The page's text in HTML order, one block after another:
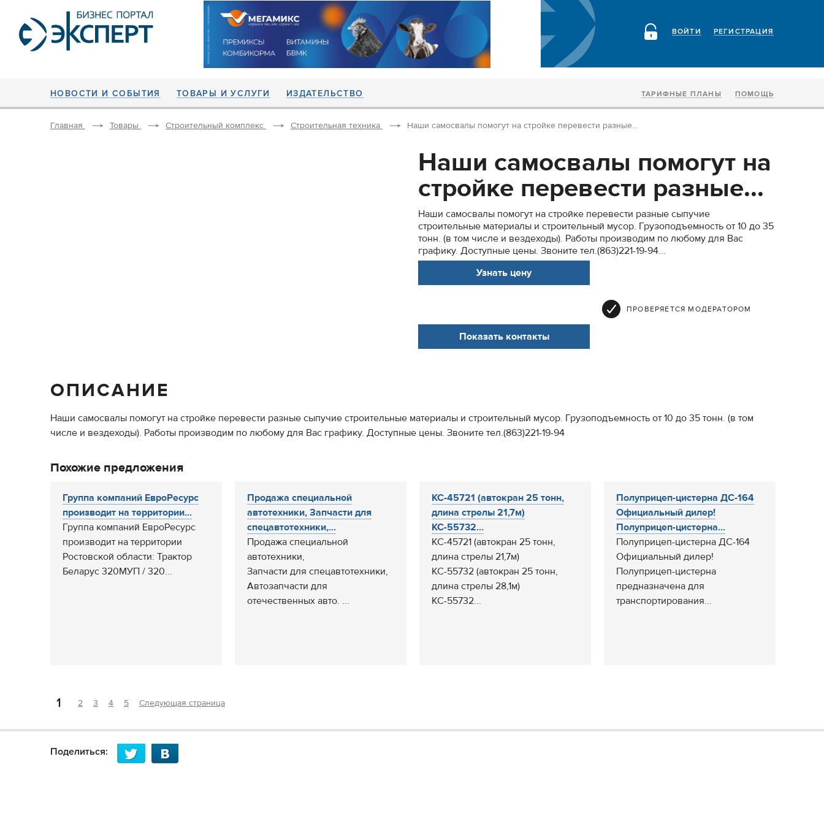
РЕГИСТРАЦИЯ
ВОЙТИ
НОВОСТИ И СОБЫТИЯ ТОВАРЫ И УСЛУГИ ИЗДАТЕЛЬСТВО ТАРИФНЫЕ ПЛАНЫ ПОМОЩЬ
Главная Товары Строительный комплекс Строительная техника Наши самосвалы помогут на стройке перевести разные...
Наши самосвалы помогут на
стройке перевести разные...
Наши самосвалы помогут на стройке перевести разные сыпучие
строительные материалы и строительный мусор. Грузоподъемность от 10 до 35
тонн. (в том числе и вездеходы). Работы производим по любому для Вас
графику. Доступные цены. Звоните тел.(863)221-19-94...
Узнать цену
ПРОВЕРЯЕТСЯ МОДЕРАТОРОМ
Показать контакты
ОПИСАНИЕ
Наши самосвалы помогут на стройке перевести разные сыпучие строительные материалы и строительный мусор. Грузоподъемность от 10 до 35 тонн. (в том
числе и вездеходы). Работы производим по любому для Вас графику. Доступные цены. Звоните тел.(863)221-19-94
Похожие предложения
Группа компаний ЕвроРесурс
производит на территории...
Группа компаний ЕвроРесурс
производит на территории
Ростовской области: Трактор
Беларус 320МУП / 320...
Продажа специальной
автотехники, Запчасти для
спецавтотехники,...
Продажа специальной
автотехники,
Запчасти для спецавтотехники,
Автозапчасти для
отечественных авто. ...
КС-45721 (автокран 25 тонн,
длина стрелы 21,7м)
КС-55732...
КС-45721 (автокран 25 тонн,
длина стрелы 21,7м)
КС-55732 (автокран 25 тонн,
длина стрелы 28,1м)
КС-55732...
Полуприцеп-цистерна ДС-164
Официальный дилер!
Полуприцеп-цистерна...
Полуприцеп-цистерна ДС-164
Официальный дилер!
Полуприцеп-цистерна
предназначена для
транспортирования...
1 2 3 4 5 Следующая страница
Поделиться: